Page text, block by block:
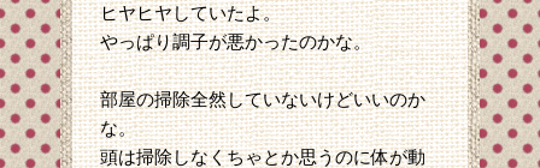
ヒヤヒヤしていたよ。
やっぱり調子が悪かったのかな。
部屋の掃除全然していないけどいいのか
な。
頭は掃除しなくちゃとか思うのに体が動